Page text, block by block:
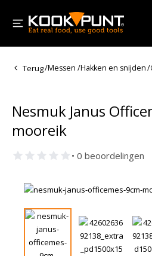
Terug/Messen /Hakken en snijden/
Nesmuk Janus
mooreik
• 0 beoordelingen